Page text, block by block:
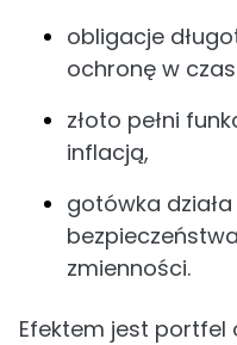
obligacje
ochronę w
złoto pełni
inflacją,
gotówka
zmienności.
Efektem jest portfel